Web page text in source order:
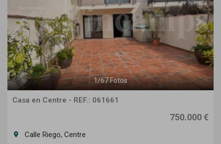
1/67Fotos
Casa en Centre - REF.: 061661
750.000 €
room
Calle Riego, Centre